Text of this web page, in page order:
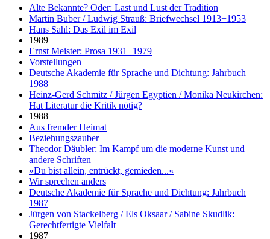
Alte Bekannte? Oder: Last und Lust der Tradition
Martin Buber / Ludwig Strauß: Briefwechsel 1913−1953
Hans Sahl: Das Exil im Exil
1989
Ernst Meister: Prosa 1931−1979
Vorstellungen
Deutsche Akademie für Sprache und Dichtung: Jahrbuch
1988
Heinz-Gerd Schmitz / Jürgen Egyptien / Monika Neukirchen:
Hat Literatur die Kritik nötig?
1988
Aus fremder Heimat
Beziehungszauber
Theodor Däubler: Im Kampf um die moderne Kunst und
andere Schriften
»Du bist allein, entrückt, gemieden...«
Wir sprechen anders
Deutsche Akademie für Sprache und Dichtung: Jahrbuch
1987
Jürgen von Stackelberg / Els Oksaar / Sabine Skudlik:
Gerechtfertigte Vielfalt
1987